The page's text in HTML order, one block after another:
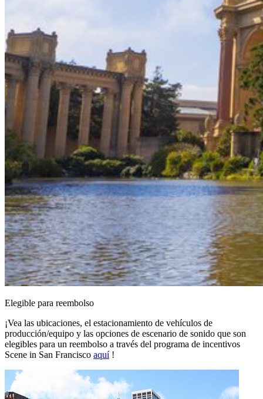
Elegible para reembolso
¡Vea las ubicaciones, el estacionamiento de vehículos de
producción/equipo y las opciones de escenario de sonido que son
elegibles para un reembolso a través del programa de incentivos
Scene in San Francisco aquí!